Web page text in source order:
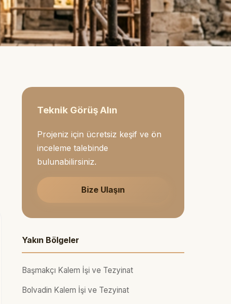
Teknik Görüş Alın
Projeniz için ücretsiz keşif ve ön
inceleme talebinde
bulunabilirsiniz.
Bize Ulaşın
Yakın Bölgeler
Başmakçı Kalem İşi ve Tezyinat
Bolvadin Kalem İşi ve Tezyinat